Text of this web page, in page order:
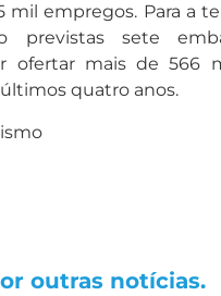
mil empregos. Para a
previstas sete
ofertar mais de 566
quatro anos.
outras notícias.